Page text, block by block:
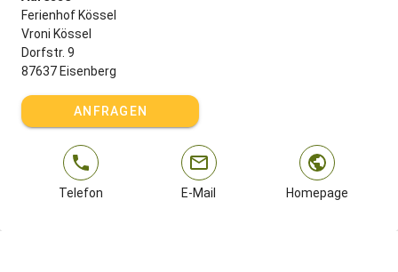
Ferienhof Kössel
Vroni Kössel
Dorfstr. 9
87637 Eisenberg
ANFRAGEN
Telefon E-Mail Homepage